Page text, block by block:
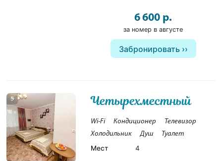
6 600 р.
за номер в августе
Забронировать
5 Четырехместный
Wi-Fi Кондиционер
Телевизор
Холодильник
Душ Туалет
Мест 4